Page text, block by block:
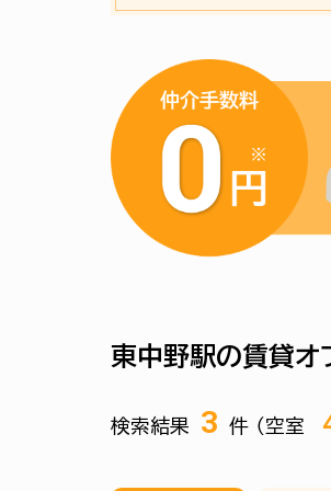
東中野駅の賃貸オ
検索結果 3 件 （空室